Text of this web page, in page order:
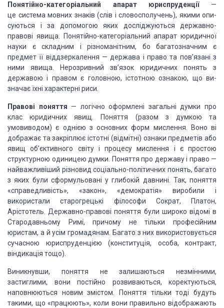
Понятійно-категоріальний апарат юриспруденції—
це система мовних знаків (слів і словосполучень), якими опи­
суються і за допомогою яких досліджуються державно-
правові явища. Понятійно-категоріальний апарат юридич­ної
науки є складним і різноманітним, бо багатозначним є
предмет її віддзеркалення — держава і право та пов’язані з
ними явища. Нерозривний зв’язок юридичних понять з
державою і правом є головною, істотною ознакою, що ви­
значаєїхні характерні риси.
Правові поняття — логічно оформлені загальні думкипро
клас юридичних явищ. Поняття (разом з думкою та
умовиводом) є однією з основних форм мислення.
Воно ві­
дображає та закріплює істотні (відмітні) ознаки предметівабо
явищ об’єктивного світу і процесу мислення і є простою
структурною одиницею думки. Поняття про державу і пра­во —
найважливіший різновид соціально-політичних по­нять, багато
з яких були сформульовані у глибокій давнині. Так, поняття
«справедливість», «закон», «демократія» виробили і
використали старогрецькі філософи Сократ,
Платон,
Арістотель. Державно-правові поняття були ши­роко відомі в
Стародавньому Римі, причому не тільки про­фесійним
юристам, а й усім громадянам. Багато з них ви­користовується
сучасною юриспруденцією (конституція, особа, контракт,
віндикація тощо).
Виникнувши, поняття не залишаються незмінними,
застиглими, вони постійно розвиваються, коректуються,
наповнюються новим змістом. Поняття тільки тоді будуть
такими, що «працюють»,коли вони правильно відобража­ють